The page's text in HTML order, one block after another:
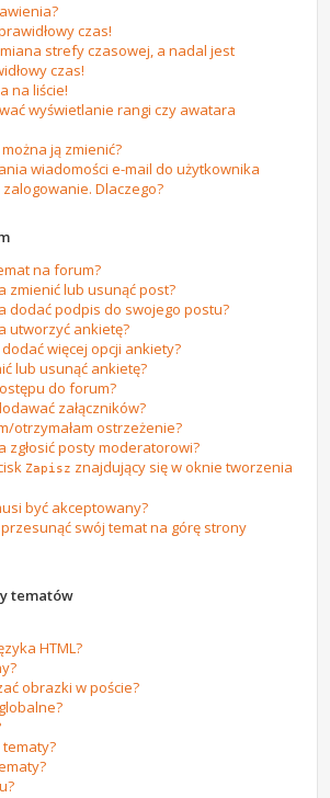
czas!
strefy czasowej, a nadal jest
czas!
na liście!
wyświetlanie rangi czy awatara
ją zmienić?
wiadomości e-mail do użytkownika
Dlaczego?
na forum?
zmienić lub usunąć post?
dodać podpis do swojego postu?
utworzyć ankietę?
więcej opcji ankiety?
lub usunąć ankietę?
do forum?
załączników?
otrzymałam ostrzeżenie?
zgłosić posty moderatorowi?
Zapisz znajdujący się w oknie tworzenia
być akceptowany?
swój temat na górę strony
tematów
HTML?
obrazki w poście?